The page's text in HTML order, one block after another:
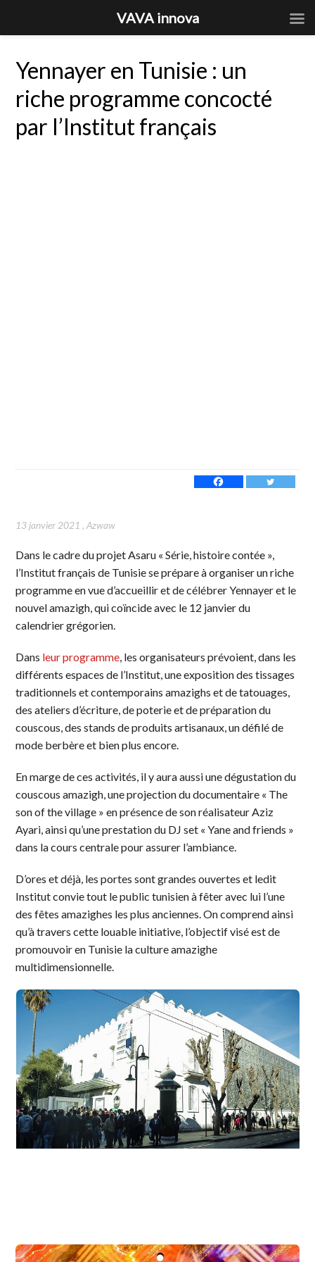
Yennayer en Tunisie : un
riche programme concocté
par l’Institut français
13 janvier 2021 ,Azwaw
Dans le cadre du projet Asaru « Série, histoire contée »,
l’Institut français de Tunisie se prépare à organiser un riche
programme en vue d’accueillir et de célébrer Yennayer et le
nouvel amazigh, qui coïncide avec le 12 janvier du
calendrier grégorien.
Dans leur programme, les organisateurs prévoient, dans les
différents espaces de l’Institut, une exposition des tissages
traditionnels et contemporains amazighs et de tatouages,
des ateliers d’écriture, de poterie et de préparation du
couscous, des stands de produits artisanaux, un défilé de
mode berbère et bien plus encore.
En marge de ces activités, il y aura aussi une dégustation du
couscous amazigh, une projection du documentaire « The
son of the village » en présence de son réalisateur Aziz
Ayari, ainsi qu’une prestation du DJ set « Yane and friends »
dans la cours centrale pour assurer l’ambiance.
D’ores et déjà, les portes sont grandes ouvertes et ledit
Institut convie tout le public tunisien à fêter avec lui l’une
des fêtes amazighes les plus anciennes. On comprend ainsi
qu’à travers cette louable initiative, l’objectif visé est de
promouvoir en Tunisie la culture amazighe
multidimensionnelle.
VAVA innova